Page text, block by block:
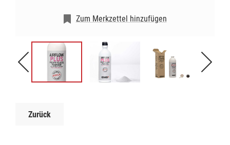
Zum Merkzettel hinzufügen
Zurück